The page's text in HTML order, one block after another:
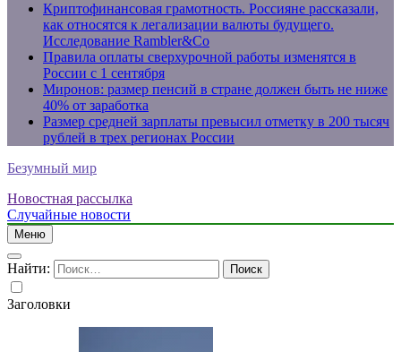
Криптофинансовая грамотность. Россияне рассказали,
как относятся к легализации валюты будущего.
Исследование Rambler&Co
Правила оплаты сверхурочной работы изменятся в
России с 1 сентября
Миронов: размер пенсий в стране должен быть не ниже
40% от заработка
Размер средней зарплаты превысил отметку в 200 тысяч
рублей в трех регионах России
Безумный мир
Новостная рассылка
Случайные новости
Меню
Найти:
Заголовки